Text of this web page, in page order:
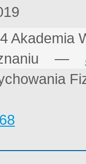
Akademia
—